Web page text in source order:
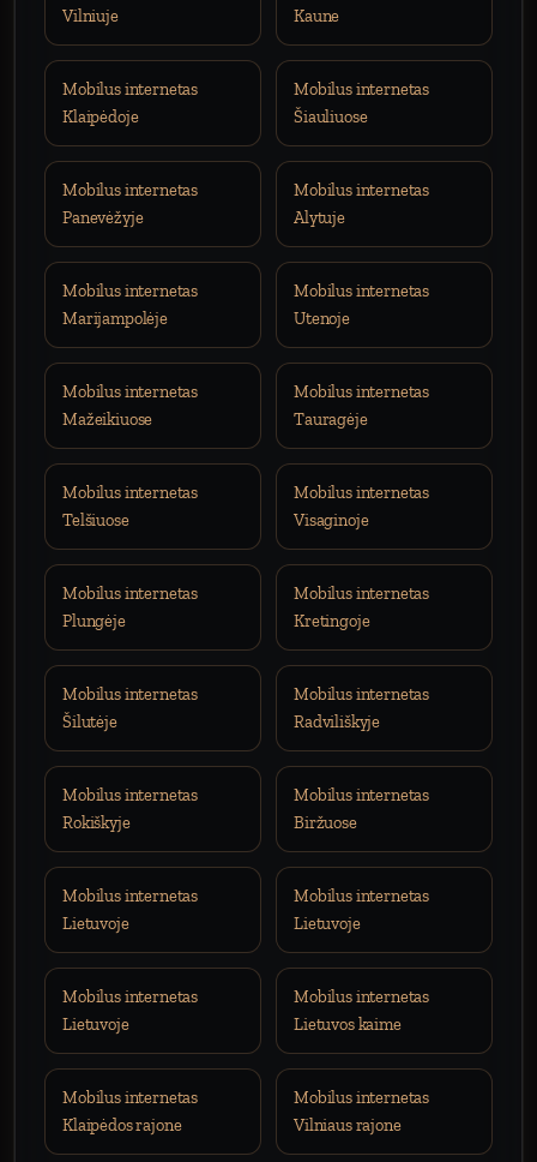
Vilniuje
Kaune
Mobilus internetas
Klaipėdoje
Mobilus internetas
Šiauliuose
Mobilus internetas
Panevėžyje
Mobilus internetas
Alytuje
Mobilus internetas
Marijampolėje
Mobilus internetas
Utenoje
Mobilus internetas
Mažeikiuose
Mobilus internetas
Tauragėje
Mobilus internetas
Telšiuose
Mobilus internetas
Visaginoje
Mobilus internetas
Plungėje
Mobilus internetas
Kretingoje
Mobilus internetas
Šilutėje
Mobilus internetas
Radviliškyje
Mobilus internetas
Rokiškyje
Mobilus internetas
Biržuose
Mobilus internetas
Lietuvoje
Mobilus internetas
Lietuvoje
Mobilus internetas
Lietuvoje
Mobilus internetas
Lietuvos kaime
Mobilus internetas
Klaipėdos rajone
Mobilus internetas
Vilniaus rajone